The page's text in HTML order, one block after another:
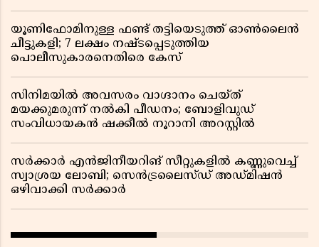
യൂണിഫോമിനുള്ള ഫണ്ട് തട്ടിയെടുത്ത് ഓൺലൈൻ
ചീട്ടുകളി; 7 ലക്ഷം നഷ്ടപ്പെടുത്തിയ
പൊലീസുകാരനെതിരെ കേസ്
സിനിമയിൽ അവസരം വാഗ്ദാനം ചെയ്ത്
മയക്കുമരുന്ന് നൽകി പീഡനം; ബോളിവുഡ്
സംവിധായകൻ ഷക്കീൽ നൂറാനി അറസ്റ്റിൽ
സർക്കാർ എൻജിനീയറിങ് സീറ്റുകളിൽ കണ്ണുവെച്ച്
സ്വാശ്രയ ലോബി; സെൻട്രലൈസ്ഡ് അഡ്മിഷൻ
ഒഴിവാക്കി സർക്കാർ